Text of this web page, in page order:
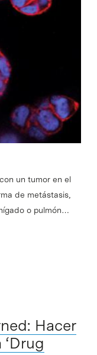
un tumor en el
de metástasis,
o pulmón…
Hacer